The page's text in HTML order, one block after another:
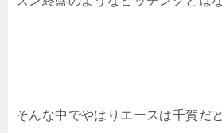
そんな中でやはりエースは千賀だ